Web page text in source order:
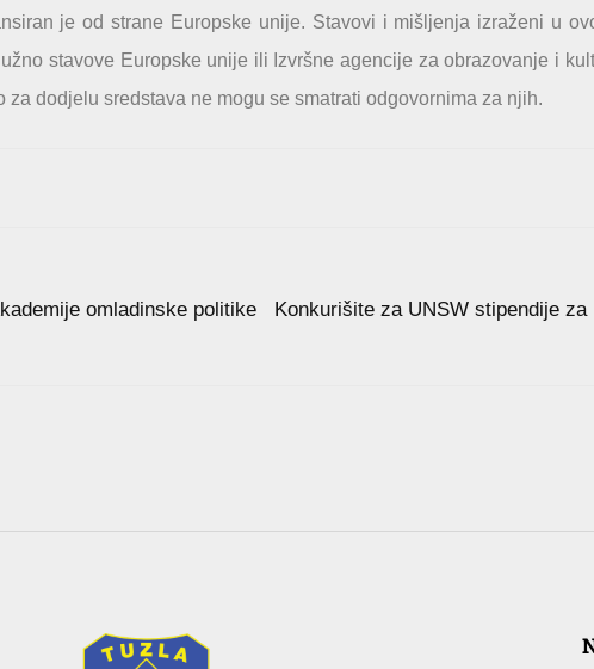
je od strane Europske unije. Stavovi i mišljenja izraženi u
stavove Europske unije ili Izvršne agencije za obrazovanje i
za dodjelu sredstava ne mogu se smatrati odgovornima za njih.
omladinske politike
Konkurišite za UNSW stipendije